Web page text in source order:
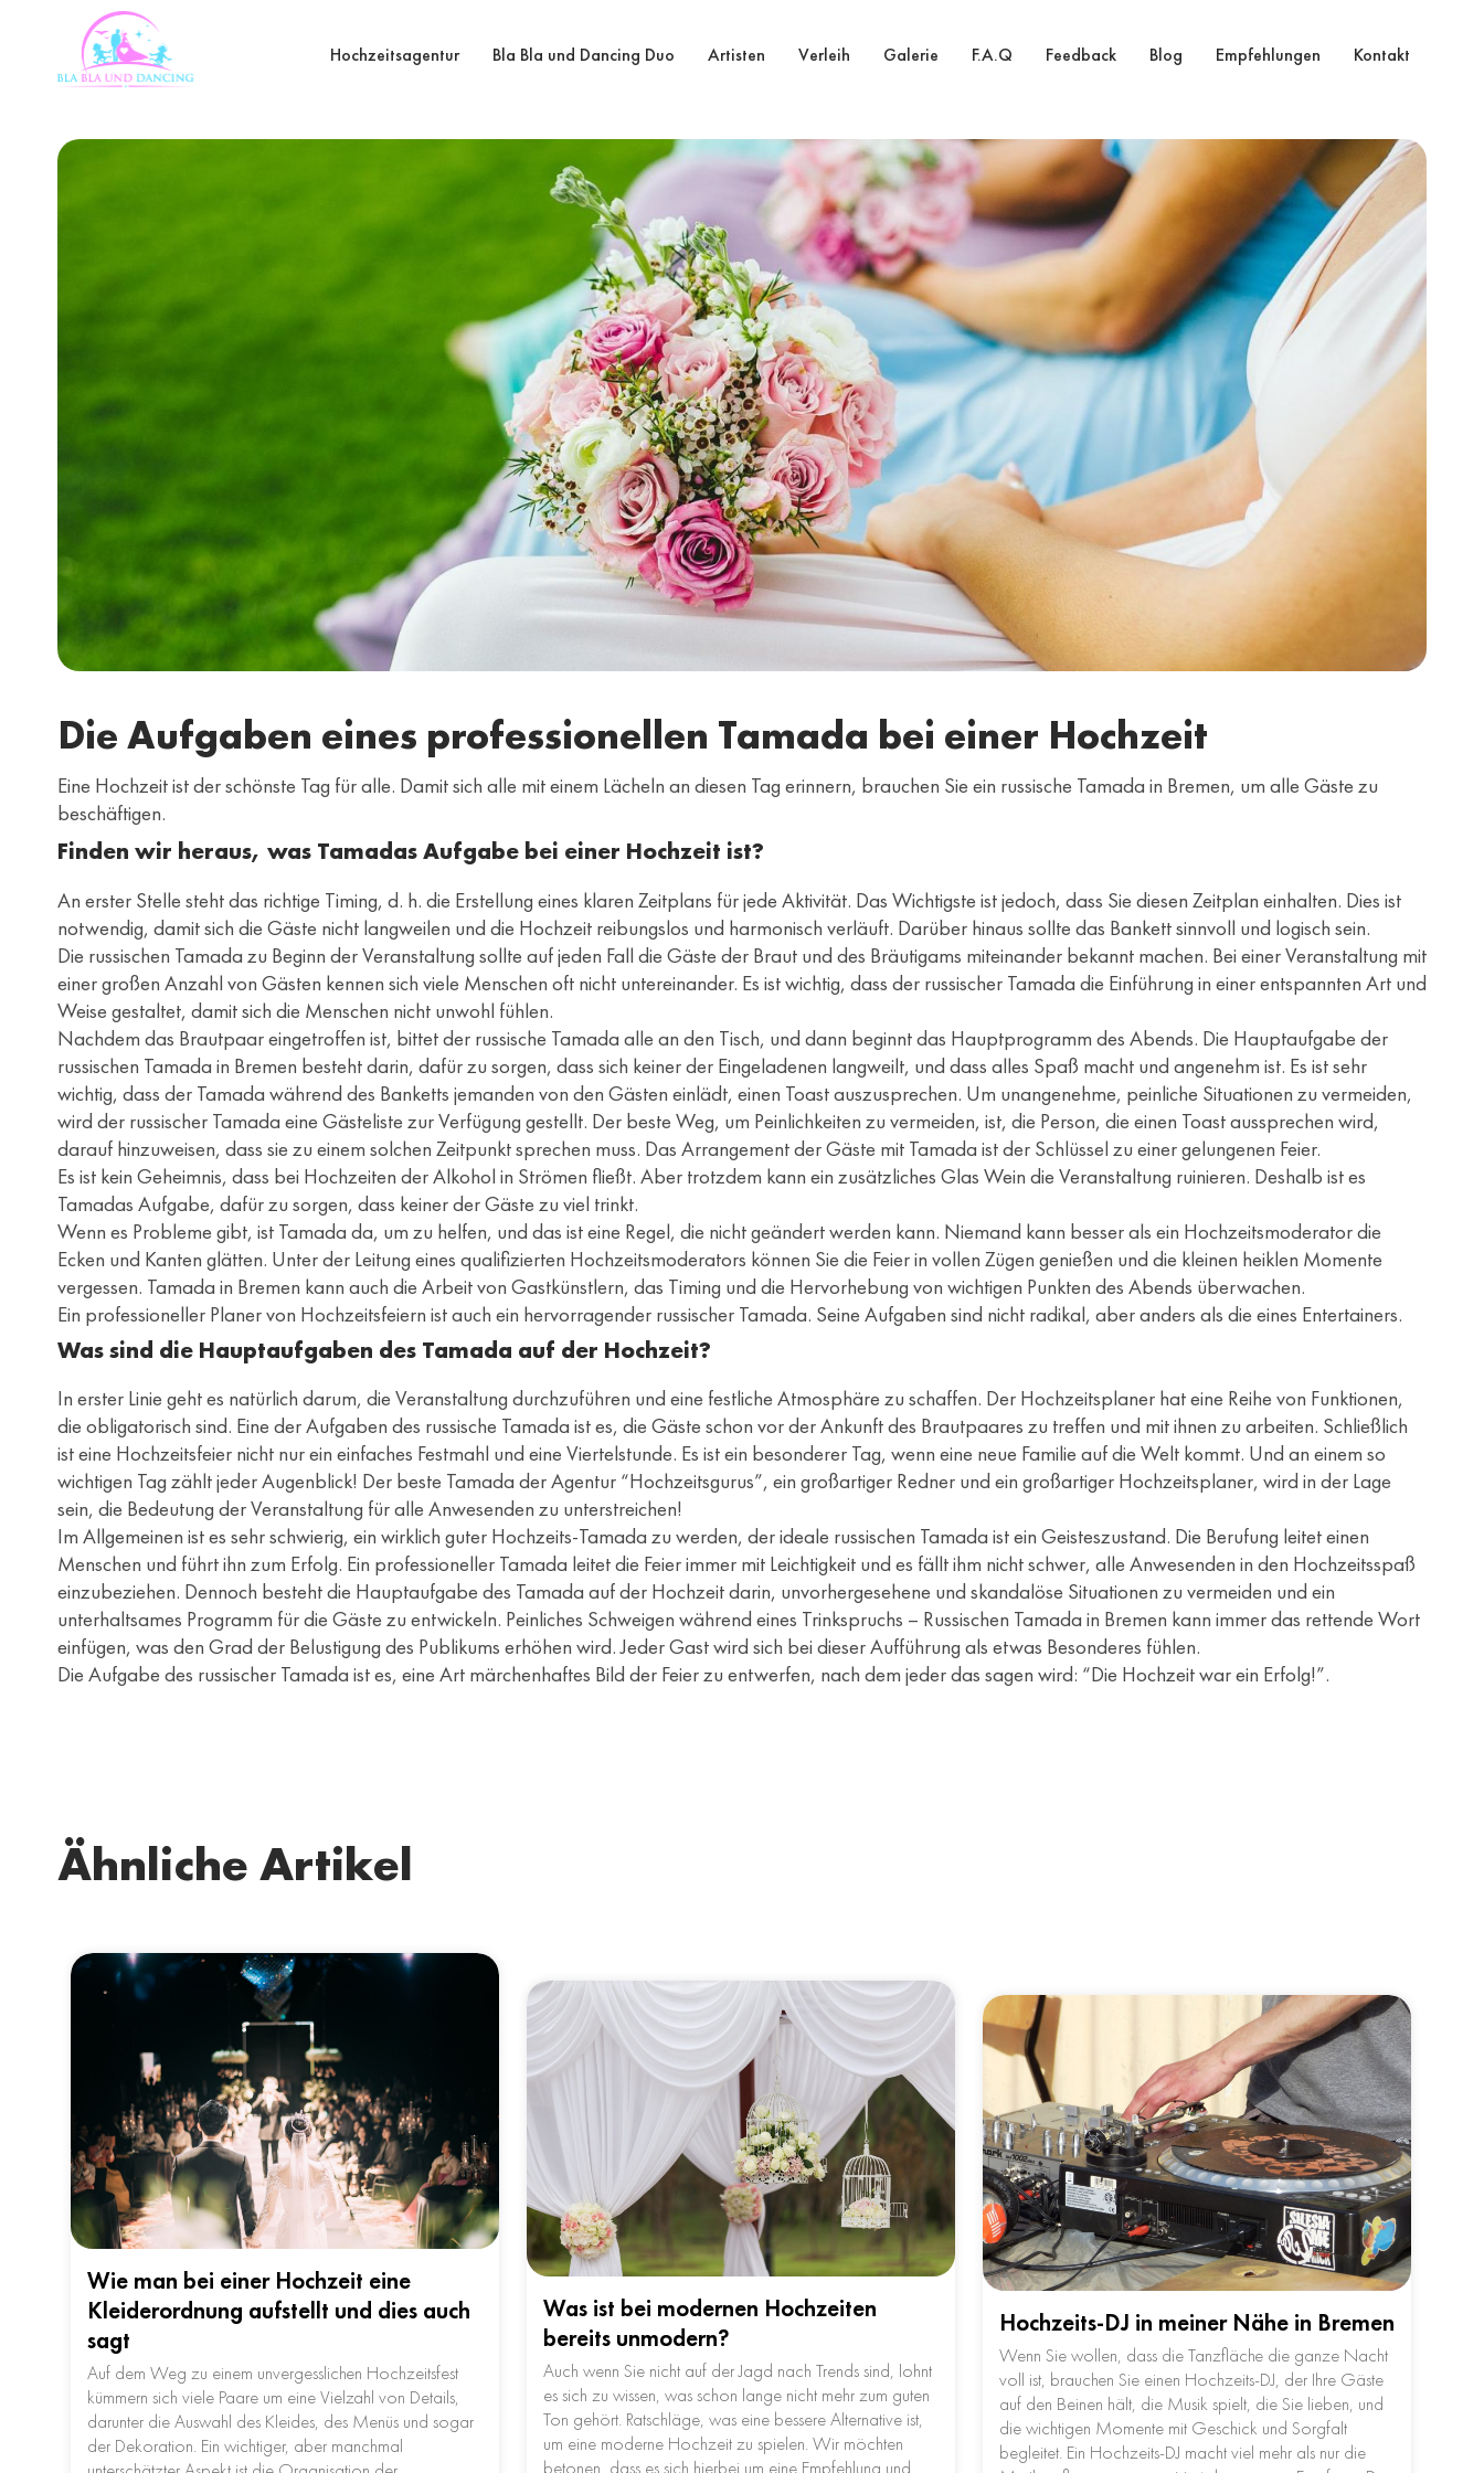
Hochzeitsagentur Bla Bla und Dancing Duo Artisten Verleih Galerie F.A.Q Feedback Blog Empfehlungen Kontakt
Die Aufgaben eines professionellen Tamada bei einer Hochzeit
Eine Hochzeit ist der schönste Tag für alle. Damit sich alle mit einem Lächeln an diesen Tag erinnern, brauchen Sie ein russische Tamada in Bremen, um alle Gäste zu
beschäftigen.
Finden wir heraus, was Tamadas Aufgabe bei einer Hochzeit ist?
An erster Stelle steht das richtige Timing, d. h. die Erstellung eines klaren Zeitplans für jede Aktivität. Das Wichtigste ist jedoch, dass Sie diesen Zeitplan einhalten. Dies ist
notwendig, damit sich die Gäste nicht langweilen und die Hochzeit reibungslos und harmonisch verläuft. Darüber hinaus sollte das Bankett sinnvoll und logisch sein.
Die russischen Tamada zu Beginn der Veranstaltung sollte auf jeden Fall die Gäste der Braut und des Bräutigams miteinander bekannt machen. Bei einer Veranstaltung mit
einer großen Anzahl von Gästen kennen sich viele Menschen oft nicht untereinander. Es ist wichtig, dass der russischer Tamada die Einführung in einer entspannten Art und
Weise gestaltet, damit sich die Menschen nicht unwohl fühlen.
Nachdem das Brautpaar eingetroffen ist, bittet der russische Tamada alle an den Tisch, und dann beginnt das Hauptprogramm des Abends. Die Hauptaufgabe der
russischen Tamada in Bremen besteht darin, dafür zu sorgen, dass sich keiner der Eingeladenen langweilt, und dass alles Spaß macht und angenehm ist. Es ist sehr
wichtig, dass der Tamada während des Banketts jemanden von den Gästen einlädt, einen Toast auszusprechen. Um unangenehme, peinliche Situationen zu vermeiden,
wird der russischer Tamada eine Gästeliste zur Verfügung gestellt. Der beste Weg, um Peinlichkeiten zu vermeiden, ist, die Person, die einen Toast aussprechen wird,
darauf hinzuweisen, dass sie zu einem solchen Zeitpunkt sprechen muss. Das Arrangement der Gäste mit Tamada ist der Schlüssel zu einer gelungenen Feier.
Es ist kein Geheimnis, dass bei Hochzeiten der Alkohol in Strömen fließt. Aber trotzdem kann ein zusätzliches Glas Wein die Veranstaltung ruinieren. Deshalb ist es
Tamadas Aufgabe, dafür zu sorgen, dass keiner der Gäste zu viel trinkt.
Wenn es Probleme gibt, ist Tamada da, um zu helfen, und das ist eine Regel, die nicht geändert werden kann. Niemand kann besser als ein Hochzeitsmoderator die
Ecken und Kanten glätten. Unter der Leitung eines qualifizierten Hochzeitsmoderators können Sie die Feier in vollen Zügen genießen und die kleinen heiklen Momente
vergessen. Tamada in Bremen kann auch die Arbeit von Gastkünstlern, das Timing und die Hervorhebung von wichtigen Punkten des Abends überwachen.
Ein professioneller Planer von Hochzeitsfeiern ist auch ein hervorragender russischer Tamada. Seine Aufgaben sind nicht radikal, aber anders als die eines Entertainers.
Was sind die Hauptaufgaben des Tamada auf der Hochzeit?
In erster Linie geht es natürlich darum, die Veranstaltung durchzuführen und eine festliche Atmosphäre zu schaffen. Der Hochzeitsplaner hat eine Reihe von Funktionen,
die obligatorisch sind. Eine der Aufgaben des russische Tamada ist es, die Gäste schon vor der Ankunft des Brautpaares zu treffen und mit ihnen zu arbeiten. Schließlich
ist eine Hochzeitsfeier nicht nur ein einfaches Festmahl und eine Viertelstunde. Es ist ein besonderer Tag, wenn eine neue Familie auf die Welt kommt. Und an einem so
wichtigen Tag zählt jeder Augenblick! Der beste Tamada der Agentur “Hochzeitsgurus”, ein großartiger Redner und ein großartiger Hochzeitsplaner, wird in der Lage
sein, die Bedeutung der Veranstaltung für alle Anwesenden zu unterstreichen!
Im Allgemeinen ist es sehr schwierig, ein wirklich guter Hochzeits-Tamada zu werden, der ideale russischen Tamada ist ein Geisteszustand. Die Berufung leitet einen
Menschen und führt ihn zum Erfolg. Ein professioneller Tamada leitet die Feier immer mit Leichtigkeit und es fällt ihm nicht schwer, alle Anwesenden in den Hochzeitsspaß
einzubeziehen. Dennoch besteht die Hauptaufgabe des Tamada auf der Hochzeit darin, unvorhergesehene und skandalöse Situationen zu vermeiden und ein
unterhaltsames Programm für die Gäste zu entwickeln. Peinliches Schweigen während eines Trinkspruchs – Russischen Tamada in Bremen kann immer das rettende Wort
einfügen, was den Grad der Belustigung des Publikums erhöhen wird. Jeder Gast wird sich bei dieser Aufführung als etwas Besonderes fühlen.
Die Aufgabe des russischer Tamada ist es, eine Art märchenhaftes Bild der Feier zu entwerfen, nach dem jeder das sagen wird: “Die Hochzeit war ein Erfolg!”.
Ähnliche Artikel
Wie man bei einer Hochzeit eine
Kleiderordnung aufstellt und dies auch
sagt
Auf dem Weg zu einem unvergesslichen Hochzeitsfest
kümmern sich viele Paare um eine Vielzahl von Details,
darunter die Auswahl des Kleides, des Menüs und sogar
der Dekoration. Ein wichtiger, aber manchmal
Was ist bei modernen Hochzeiten
bereits unmodern?
Auch wenn Sie nicht auf der Jagd nach Trends sind, lohnt
es sich zu wissen, was schon lange nicht mehr zum guten
Ton gehört. Ratschläge, was eine bessere Alternative ist,
um eine moderne Hochzeit zu spielen. Wir möchten
betonen, dass es sich hierbei um eine Empfehlung und
Hochzeits-DJ in meiner Nähe in Bremen
Wenn Sie wollen, dass die Tanzfläche die ganze Nacht
voll ist, brauchen Sie einen Hochzeits-DJ, der Ihre Gäste
auf den Beinen hält, die Musik spielt, die Sie lieben, und
die wichtigen Momente mit Geschick und Sorgfalt
begleitet. Ein Hochzeits-DJ macht viel mehr als nur die